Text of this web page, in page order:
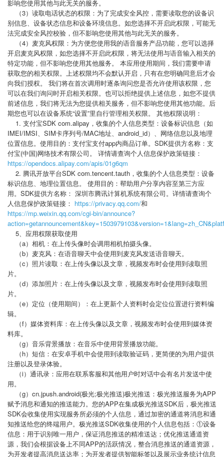
影响您使用其他与此无关的服务。
（3）读取电话状态的权限：为了完成安全风控，需要读取您的设备识
别信息、设备状态信息和设备环境信息。如您选择不开启此权限，可能无
法完成安全风控校验，但不影响您使用其他与此无关的服务。
（4）麦克风权限：为方便您使用我的语音服务产品功能，您可以选择
开启麦克风权限，如您选择不开启此权限，将无法使用与语音输入相关的
特定功能，但不影响您使用其他服务。 本应用使用期间，我们需要申请
获取您的相关权限。上述权限均不会默认开启，只有在您明确同意后才会
向我们授权。 我们将在首次调用时逐条询问您是否允许使用该权限，您
可以在我们询问时开启相关权限。也可以拒绝提供上述信息，如您不提供
前述信息，我们将无法为您提供相关服务，但不影响您使用其他功能。后
期您也可以在设备系统“设置”里自行管理相关权限。 其他权限说明：
1. 支付宝SDK com.alipay，收集的个人信息类型：设备标识信息（如
IMEI/IMSI、SIM卡序列号/MAC地址、android_id）、网络信息以及地理
位置信息。使用目的：支付宝支付app内商品订单。SDK提供方名称：支
付宝(中国)网络技术有限公司。 详情请查询个人信息保护政策链接：
https://opendocs.alipay.com/apis/01g6qm
2. 腾讯开放平台SDK com.tencent.tauth，收集的个人信息类型：设备
标识信息、地理位置信息。 使用目的：帮助用户分享内容至第三方应
用。SDK提供方名称： 深圳市腾讯计算机系统有限公司。详情请查询个
人信息保护政策链接： https://privacy.qq.com/和
https://mp.weixin.qq.com/cgi-bin/announce?
5、应用权限获取使用
（a）相机：在上传头像时会调用相机拍摄头像。
（b）麦克风：在语音聊天中会使用到麦克风发送语音聊天。
（c）照片读取：在上传头像以及文章，视频发布时会使用到读取照
片。
（d）添加照片：在上传头像以及文章，视频发布时会使用到读取照
片。
（e）定位（使用期间）：在上更新个人资料时会定位位置进行资料编
辑。
（f）媒体资料库：在上传头像以及文章，视频发布时会使用到媒体资
料库。
（g）音乐背景播放：在音乐中使用背景播放功能。
（h）短信：在安卓手机中会使用到读取验证码，更简便的为用户提供
注册以及登录体验。
（i）通讯录：应用在联系客服和其他用户时对话中会有名片发送中使
用。
（g）cn.jpush.android(极光;极光推送)极光推送：极光推送服务为APP
赋予消息和通知的推送能力。您的APP在集成极光推送SDK后，极光推送
SDK会收集使用实现服务所必须的个人信息，通过加密的通道将消息和通
知推送给您的终端用户。极光推送SDK收集使用的个人信息包括：①设备
信息：用于识别唯一用户，保证消息推送的精准送达；优化推送通道资
源，我们会根据设备上不同APP的活跃情况，整合消息推送的通道资源，
为开发者提高消息送达率；为开发者提供智能标签以及展示业务统计信息